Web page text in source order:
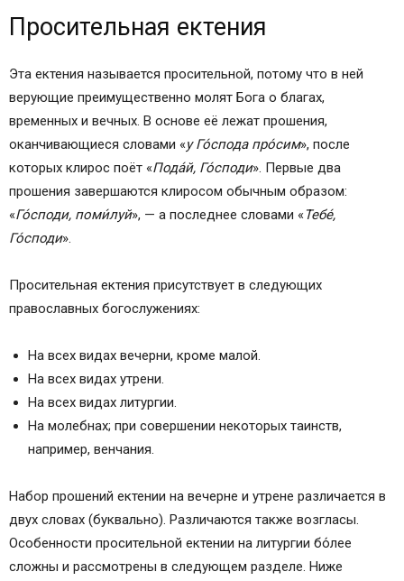
Просительная ектения
Эта ектения называется просительной, потому что в ней
верующие преимущественно молят Бога о благах,
временных и вечных. В основе её лежат прошения,
оканчивающиеся словами «у Го́спода про́сим», после
которых клирос поёт «Пода́й, Го́споди». Первые два
прошения завершаются клиросом обычным образом:
«Го́споди, поми́луй», — а последнее словами « Тебе́,
Го́споди».
Просительная ектения присутствует в следующих
православных богослужениях:
На всех видах вечерни, кроме малой.
На всех видах утрени.
На всех видах литургии.
На молебнах; при совершении некоторых таинств,
например, венчания.
Набор прошений ектении на вечерне и утрене различается в
двух словах (буквально). Различаются также возгласы.
Особенности просительной ектении на литургии бо́лее
сложны и рассмотрены в следующем разделе. Ниже